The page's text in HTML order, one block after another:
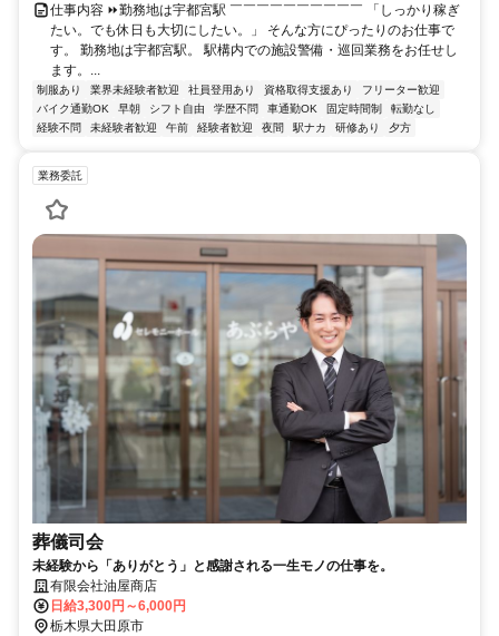
仕事内容 ⏩勤務地は宇都宮駅 ￣￣￣￣￣￣￣￣￣￣ 「しっかり稼ぎ
たい。でも休日も大切にしたい。」 そんな方にぴったりのお仕事で
す。 勤務地は宇都宮駅。 駅構内での施設警備・巡回業務をお任せし
ます。...
制服あり 業界未経験者歓迎 社員登用あり 資格取得支援あり
フリーター歓迎
バイク通勤OK
早朝 シフト自由 学歴不問 車通勤OK 固定時間制
転勤なし
経験不問
未経験者歓迎 午前 経験者歓迎 夜間 駅ナカ 研修あり 夕方
業務委託
葬儀司会
未経験から「ありがとう」と感謝される一生モノの仕事を。
有限会社油屋商店
日給3,300円～6,000円
栃木県大田原市